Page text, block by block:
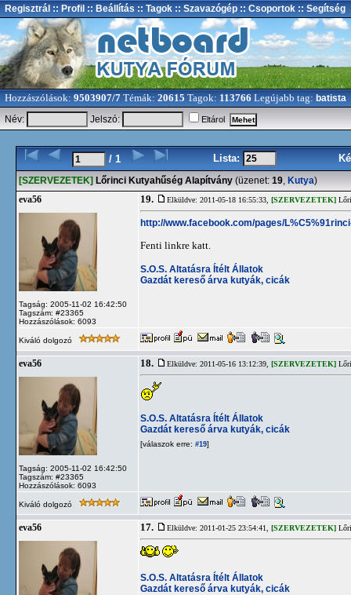
Regisztrál :: Profil :: Beállítás :: Tagok :: Szavazógép :: Csoportok :: Segítség
Hozzászólások: 9503907/7 Témák: 20615 Tagok: 113766 Legújabb tag: batista
Név:
Jelszó: Eltárol
/ 1 Lista:
[SZERVEZETEK] Lőrinci Kutyahűség Alapítvány (üzenet: 19, Kutya)
eva56
Tagság: 2005-11-02 16:42:50
Tagszám: #23365
Hozzászólások: 6093
19. Elküldve: 2011-05-18 16:55:33, [SZERVEZETEK]
http://www.facebook.com/pages/
Fenti linkre katt.
S.O.S. Altatásra Ítélt Állatok
Gazdát kereső árva kutyák, cicák
Kiváló dolgozó
eva56
Tagság: 2005-11-02 16:42:50
Tagszám: #23365
Hozzászólások: 6093
18. Elküldve: 2011-05-16 13:12:39, [SZERVEZETEK]
S.O.S. Altatásra Ítélt Állatok
Gazdát kereső árva kutyák, cicák
[válaszok erre: #19]
Kiváló dolgozó
eva56 17. Elküldve: 2011-01-25 23:54:41, [SZERVEZETEK]
S.O.S. Altatásra Ítélt Állatok
Gazdát kereső árva kutyák, cicák